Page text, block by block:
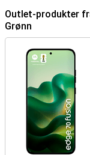
Outlet-produkter
Grønn